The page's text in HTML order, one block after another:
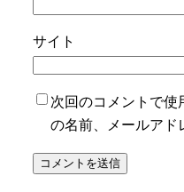
サイト
次回のコメントで使
の名前、メールアド